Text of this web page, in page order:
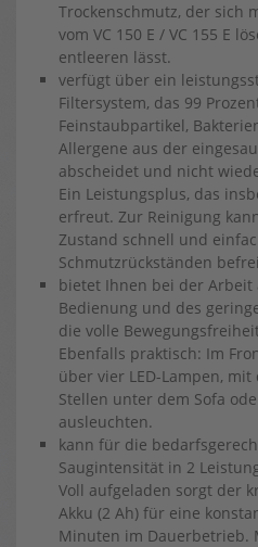
Trockenschmutz, der sich
vom VC 150 E / VC 155 E
entleeren lässt.
verfügt über ein
Filtersystem, das 99
Feinstaubpartikel,
Allergene aus der
abscheidet und nicht
Ein Leistungsplus, das
erfreut. Zur Reinigung
Zustand schnell und
Schmutzrückständen
bietet Ihnen bei der
Bedienung und des
die volle
Ebenfalls praktisch: Im
über vier LED-Lampen,
Stellen unter dem Sofa
ausleuchten.
kann für die
Saugintensität in 2
Voll aufgeladen sorgt der
Akku (2 Ah) für eine
Minuten im Dauerbetrieb.